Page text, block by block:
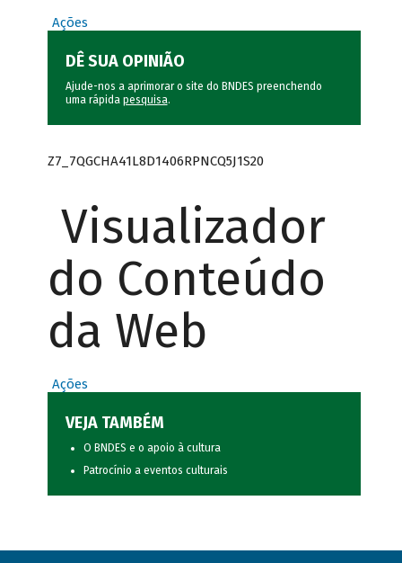
Ações
DÊ SUA OPINIÃO
Ajude-nos a aprimorar o site do BNDES preenchendo
uma rápida pesquisa.
Z7_7QGCHA41L8D1406RPNCQ5J1S20
Visualizador
do Conteúdo
da Web
Ações
VEJA TAMBÉM
O BNDES e o apoio à cultura
Patrocínio a eventos culturais